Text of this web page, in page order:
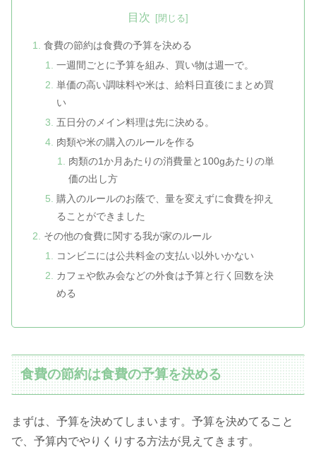
目次
食費の節約は食費の予算を決める
一週間ごとに予算を組み、買い物は週一で。
単価の高い調味料や米は、給料日直後にまとめ買
い
五日分のメイン料理は先に決める。
肉類や米の購入のルールを作る
肉類の1か月あたりの消費量と100gあたりの単
価の出し方
購入のルールのお蔭で、量を変えずに食費を抑え
ることができました
その他の食費に関する我が家のルール
コンビニには公共料金の支払い以外いかない
カフェや飲み会などの外食は予算と行く回数を決
める
食費の節約は食費の予算を決める
まずは、予算を決めてしまいます。予算を決めてること
で、予算内でやりくりする方法が見えてきます。